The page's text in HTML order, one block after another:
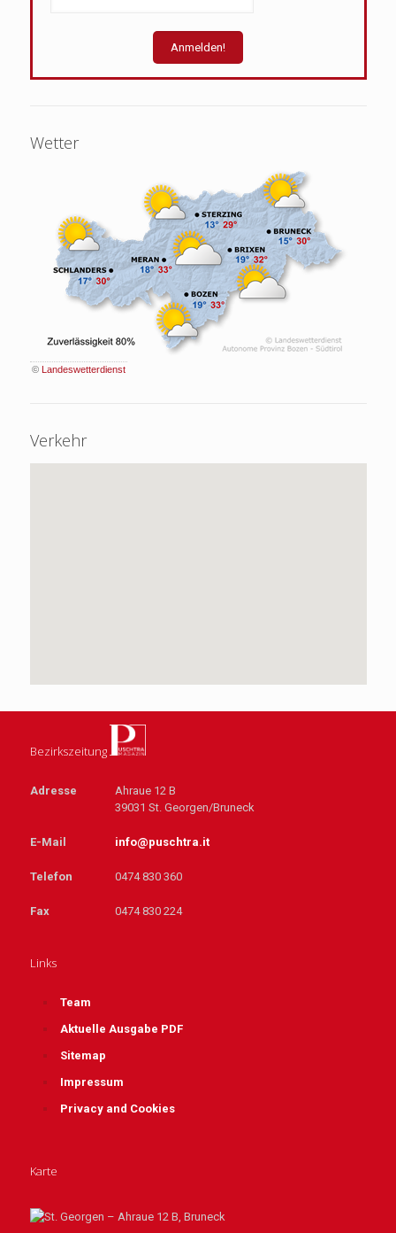
Wetter
© Landeswetterdienst
Verkehr
Bezirkszeitung
Adresse
Ahraue 12 B
39031 St. Georgen/Bruneck
E-Mail info@puschtra.it
Telefon 0474 830 360
Fax 0474 830 224
Links
Team
Aktuelle Ausgabe PDF
Sitemap
Impressum
Privacy and Cookies
Karte